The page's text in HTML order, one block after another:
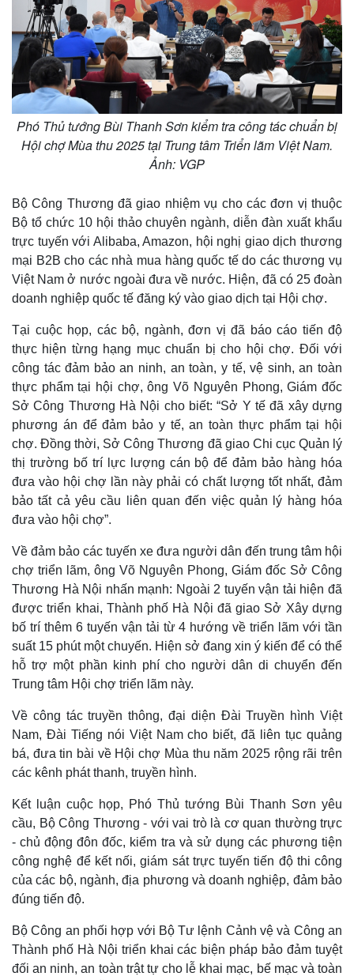
Thế giới
Quan sát
Cuộc sống đó đây
Hồ sơ
Multimedia
Video
Ảnh
E-Magazine
Infographic
Phó Thủ tướng Bùi Thanh Sơn kiểm tra công tác chuẩn bị
Hội chợ Mùa thu 2025 tại Trung tâm Triển lãm Việt Nam.
Ảnh: VGP
Bộ Công Thương đã giao nhiệm vụ cho các đơn vị thuộc
Bộ tổ chức 10 hội thảo chuyên ngành, diễn đàn xuất khẩu
trực tuyến với Alibaba, Amazon, hội nghị giao dịch thương
mại B2B cho các nhà mua hàng quốc tế do các thương vụ
Việt Nam ở nước ngoài đưa về nước. Hiện, đã có 25 đoàn
doanh nghiệp quốc tế đăng ký vào giao dịch tại Hội chợ.
Tại cuộc họp, các bộ, ngành, đơn vị đã báo cáo tiến độ
thực hiện từng hạng mục chuẩn bị cho hội chợ. Đối với
công tác đảm bảo an ninh, an toàn, y tế, vệ sinh, an toàn
thực phẩm tại hội chợ, ông Võ Nguyên Phong, Giám đốc
Sở Công Thương Hà Nội cho biết: “Sở Y tế đã xây dựng
phương án để đảm bảo y tế, an toàn thực phẩm tại hội
chợ. Đồng thời, Sở Công Thương đã giao Chi cục Quản lý
thị trường bố trí lực lượng cán bộ để đảm bảo hàng hóa
đưa vào hội chợ lần này phải có chất lượng tốt nhất, đảm
bảo tất cả yêu cầu liên quan đến việc quản lý hàng hóa
đưa vào hội chợ”.
Về đảm bảo các tuyến xe đưa người dân đến trung tâm hội
chợ triển lãm, ông Võ Nguyên Phong, Giám đốc Sở Công
Thương Hà Nội nhấn mạnh: Ngoài 2 tuyến vận tải hiện đã
được triển khai, Thành phố Hà Nội đã giao Sở Xây dựng
bố trí thêm 6 tuyến vận tải từ 4 hướng về triển lãm với tần
suất 15 phút một chuyến. Hiện sở đang xin ý kiến để có thể
hỗ trợ một phần kinh phí cho người dân di chuyển đến
Trung tâm Hội chợ triển lãm này.
Về công tác truyền thông, đại diện Đài Truyền hình Việt
Nam, Đài Tiếng nói Việt Nam cho biết, đã liên tục quảng
bá, đưa tin bài về Hội chợ Mùa thu năm 2025 rộng rãi trên
các kênh phát thanh, truyền hình.
Kết luận cuộc họp, Phó Thủ tướng Bùi Thanh Sơn yêu
cầu, Bộ Công Thương - với vai trò là cơ quan thường trực
- chủ động đôn đốc, kiểm tra và sử dụng các phương tiện
công nghệ để kết nối, giám sát trực tuyến tiến độ thi công
của các bộ, ngành, địa phương và doanh nghiệp, đảm bảo
đúng tiến độ.
Bộ Công an phối hợp với Bộ Tư lệnh Cảnh vệ và Công an
Thành phố Hà Nội triển khai các biện pháp bảo đảm tuyệt
đối an ninh, an toàn trật tự cho lễ khai mạc, bế mạc và toàn